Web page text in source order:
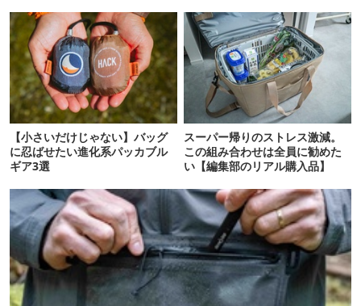
【小さいだけじゃない】バッグ
に忍ばせたい進化系パッカブル
ギア3選
スーパー帰りのストレス激減。
この組み合わせは全員に勧めた
い【編集部のリアル購入品】